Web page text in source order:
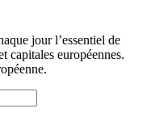
jour l’essentiel de
capitales européennes.